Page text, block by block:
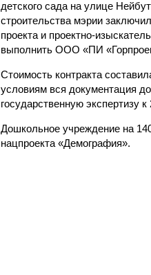
детского сада на улице
строительства мэрии
проекта и проектно-
выполнить ООО «ПИ
Стоимость контракта
условиям вся документация
государственную экспертизу к
Дошкольное учреждение на
нацпроекта «Демография».